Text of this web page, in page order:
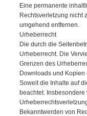
Eine permanente
Rechtsverletzung nicht
umgehend entfernen.
Urheberrecht
Die durch die
Urheberrecht. Die
Grenzen des
Downloads und Kopien
Soweit die Inhalte auf
beachtet.
Bekanntwerden von